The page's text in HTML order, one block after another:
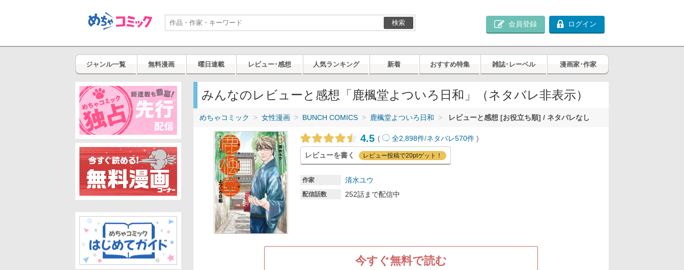
検索 会員登録 ログイン
ジャンル一覧 無料漫画 曜日連載 レビュー･感想 人気ランキング 新着 おすすめ特集 雑誌･レーベル 漫画家･作家
みんなのレビューと感想「鹿楓堂よついろ日和」（ネタバレ非表示）
めちゃコミック 女性漫画 BUNCH COMICS 鹿楓堂よついろ日和 レビューと感想 [お役立ち順] / ネタバレなし
4.5 ( 全2,898件/ネタバレ570件 )
レビューを書く レビュー投稿で20ptゲット！
作家 清水ユウ
配信話数 252話まで配信中
今すぐ無料で読む